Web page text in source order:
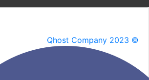
Qhost Company 2023 ©